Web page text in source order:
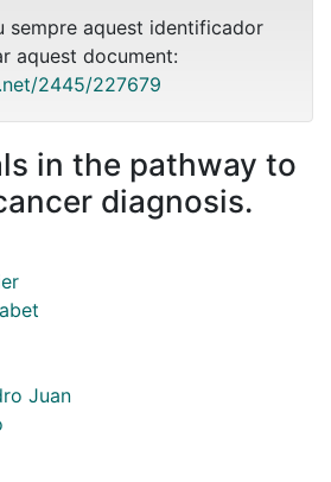
sempre aquest identificador
aquest document:
2445/227679
in the pathway to
diagnosis.
Juan